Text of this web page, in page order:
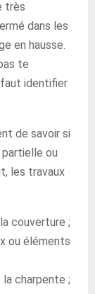
très
dans les
en hausse.
te
identifier
de savoir si
ou
les travaux
couverture ;
ou éléments
charpente ;